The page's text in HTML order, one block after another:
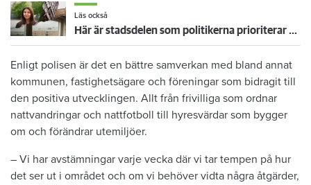
Läs också
Här är stadsdelen som politikerna prioriterar bort - Shams område blir allt tystare
Enligt polisen är det en bättre samverkan med bland annat
kommunen, fastighetsägare och föreningar som bidragit till
den positiva utvecklingen. Allt från frivilliga som ordnar
nattvandringar och nattfotboll till hyresvärdar som bygger
om och förändrar utemiljöer.
– Vi har avstämningar varje vecka där vi tar tempen på hur
det ser ut i området och om vi behöver vidta några åtgärder,